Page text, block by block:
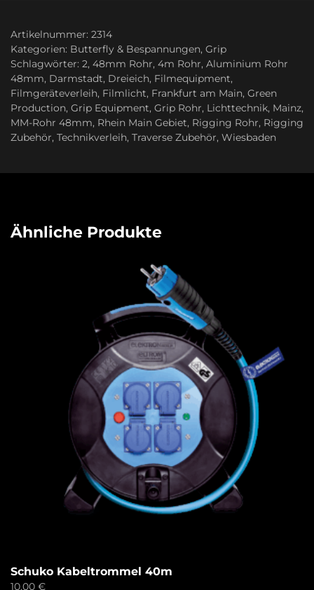
Artikelnummer: 2314
Kategorien: Butterfly & Bespannungen, Grip
Schlagwörter: 2, 48mm Rohr, 4m Rohr, Aluminium Rohr
48mm, Darmstadt, Dreieich, Filmequipment,
Filmgeräteverleih, Filmlicht, Frankfurt am Main, Green
Production, Grip Equipment, Grip Rohr, Lichttechnik, Mainz,
MM-Rohr 48mm, Rhein Main Gebiet, Rigging Rohr, Rigging
Zubehör, Technikverleih, Traverse Zubehör, Wiesbaden
Ähnliche Produkte
Schuko Kabeltrommel 40m
10,00 €